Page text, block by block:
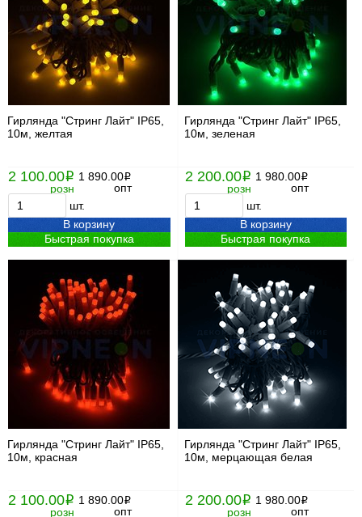
Гирлянда "Стринг Лайт" IP65,
10м, желтая
2 100.00i
розн
1 890.00i
опт
шт.
В корзину
Быстрая покупка
Гирлянда "Стринг Лайт" IP65,
10м, зеленая
2 200.00i
розн
1 980.00i
опт
шт.
В корзину
Быстрая покупка
Гирлянда "Стринг Лайт" IP65,
10м, красная
2 100.00i
розн
1 890.00i
опт
Гирлянда "Стринг Лайт" IP65,
10м, мерцающая белая
2 200.00i
розн
1 980.00i
опт